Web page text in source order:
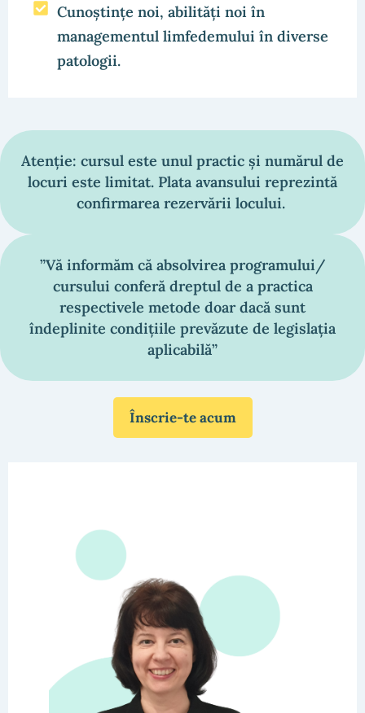
Cunoștințe noi, abilități noi în
managementul limfedemului în diverse
patologii.
Atenție: cursul este unul practic și numărul de
locuri este limitat. Plata avansului reprezintă
confirmarea rezervării locului.
”Vă informăm că absolvirea programului/
cursului conferă dreptul de a practica
respectivele metode doar dacă sunt
îndeplinite condițiile prevăzute de legislația
aplicabilă”
Înscrie-te acum